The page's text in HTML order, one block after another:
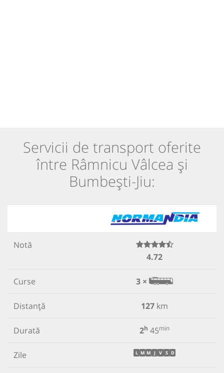
Servicii de transport oferite
între Râmnicu Vâlcea și
Bumbești-Jiu:
Notă
4.72
Curse 3 ×
Distanță 127 km
Durată 2h 45min
Zile L M M J V S D